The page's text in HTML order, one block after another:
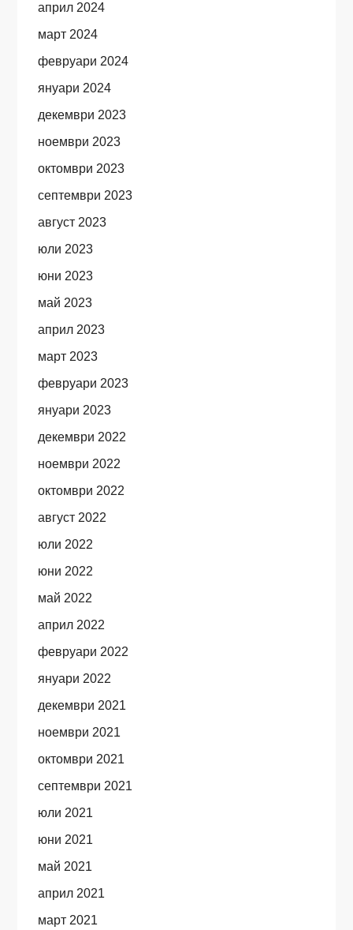
април 2024
март 2024
февруари 2024
януари 2024
декември 2023
ноември 2023
октомври 2023
септември 2023
август 2023
юли 2023
юни 2023
май 2023
април 2023
март 2023
февруари 2023
януари 2023
декември 2022
ноември 2022
октомври 2022
август 2022
юли 2022
юни 2022
май 2022
април 2022
февруари 2022
януари 2022
декември 2021
ноември 2021
октомври 2021
септември 2021
юли 2021
юни 2021
май 2021
април 2021
март 2021